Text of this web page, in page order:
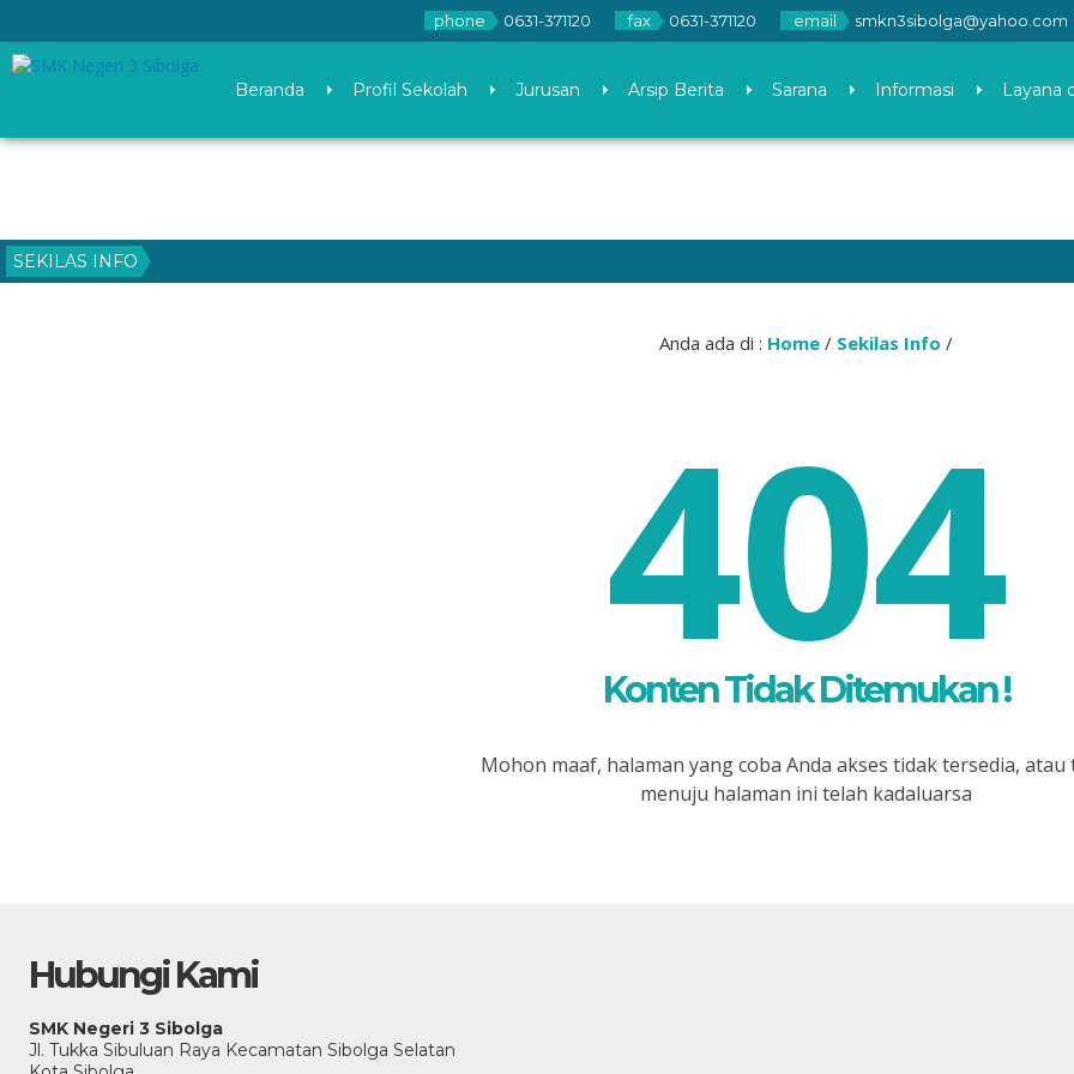
phone 0631-371120 fax 0631-371120 email smkn3sibolga@yahoo.com
Beranda Profil Sekolah Jurusan Arsip Berita Sarana Informasi Layana
SEKILAS INFO
Anda ada di : Home/ Sekilas Info /
404
Konten Tidak Ditemukan !
Mohon maaf, halaman yang coba Anda akses tidak tersedia, atau
menuju halaman ini telah kadaluarsa
Hubungi Kami
SMK Negeri 3 Sibolga
Jl. Tukka Sibuluan Raya Kecamatan Sibolga Selatan